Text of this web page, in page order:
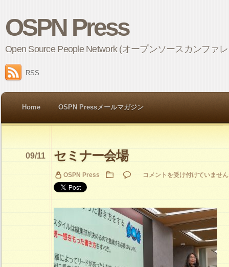
OSPN Press
Open Source People Network (オープンソースカンファ
RSS
Home OSPN Pressメールマガジン
セミナー会場
09/11
OSPN Press セ
ー
コメントを受け付けていません